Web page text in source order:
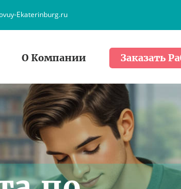
Ekaterinburg.ru
О Компании Заказать